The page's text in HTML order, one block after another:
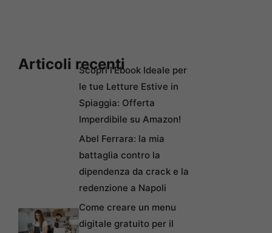
Articoli recentiScopri l’Ebook Ideale per
le tue Letture Estive in
Spiaggia: Offerta
Imperdibile su Amazon!
Abel Ferrara: la mia
battaglia contro la
dipendenza da crack e la
redenzione a Napoli
Come creare un menu
digitale gratuito per il